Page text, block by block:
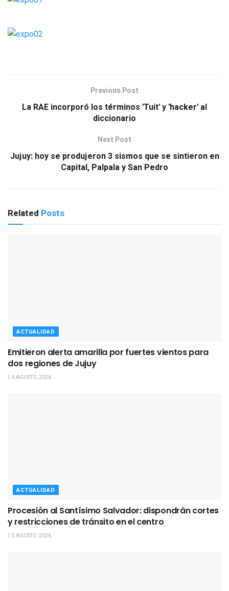
Previous Post
La RAE incorporó los términos 'Tuit' y 'hacker' al
diccionario
Next Post
Jujuy: hoy se produjeron 3 sismos que se sintieron en
Capital, Palpala y San Pedro
Related Posts
ACTUALIDAD
Emitieron alerta amarilla por fuertes vientos para
dos regiones de Jujuy
6 AGOSTO, 2026
ACTUALIDAD
Procesión al Santísimo Salvador: dispondrán cortes
y restricciones de tránsito en el centro
5 AGOSTO, 2026